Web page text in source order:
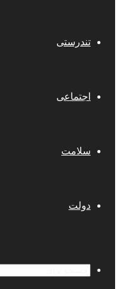
تندرستی
اجتماعی
سلامت
دولت